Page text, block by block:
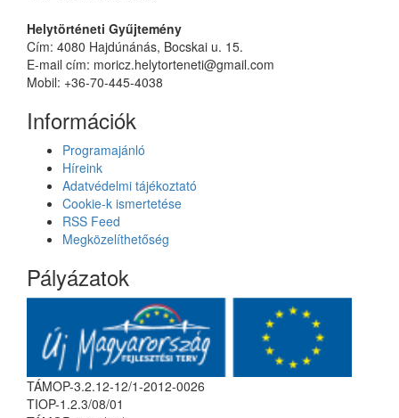
Helytörténeti Gyűjtemény
Cím: 4080 Hajdúnánás, Bocskai u. 15.
E-mail cím: moricz.helytorteneti@gmail.com
Mobil: +36-70-445-4038
Információk
Programajánló
Híreink
Adatvédelmi tájékoztató
Cookie-k ismertetése
RSS Feed
Megközelíthetőség
Pályázatok
TÁMOP-3.2.12-12/1-2012-0026
TIOP-1.2.3/08/01